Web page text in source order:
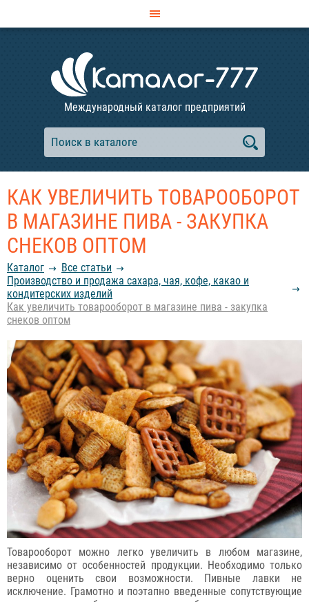
Международный каталог предприятий
КАК УВЕЛИЧИТЬ ТОВАРООБОРОТ
В МАГАЗИНЕ ПИВА - ЗАКУПКА
СНЕКОВ ОПТОМ
Каталог
Все статьи
Производство и продажа сахара, чая, кофе, какао и
кондитерских изделий
Как увеличить товарооборот в магазине пива - закупка
снеков оптом
Товарооборот можно легко увеличить в любом магазине,
независимо от особенностей продукции. Необходимо только
верно оценить свои возможности. Пивные лавки не
исключение. Грамотно и поэтапно введенные сопутствующие